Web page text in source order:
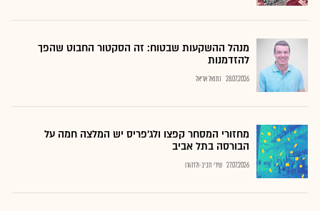
מנהל ההשקעות שבטוח: זה הסקטור החבוט שהפך
להזדמנות
28.07.2026 נתנאל אריאל
מחזורי המסחר קפצו ולג'פריס יש המלצה חמה על
הבורסה בתל אביב
27.07.2026 שירי חביב-ולדהורן